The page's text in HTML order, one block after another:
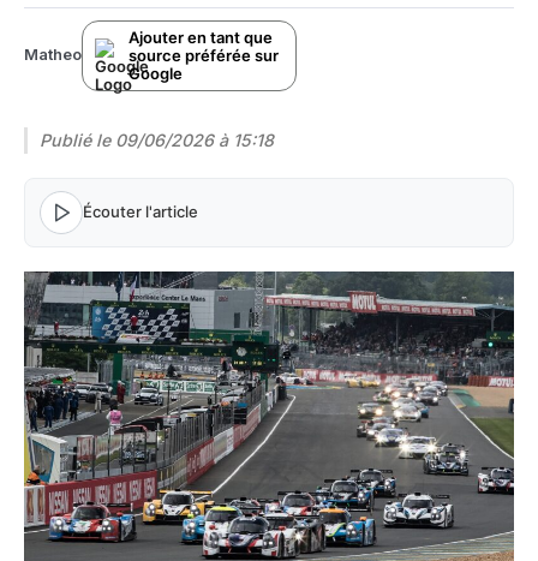
Matheo
Ajouter en tant que
source préférée sur
Google
Publié le 09/06/2026 à 15:18
Écouter l'article